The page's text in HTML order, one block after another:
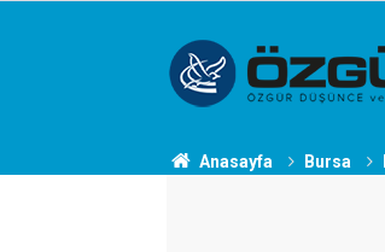
Anasayfa Bursa